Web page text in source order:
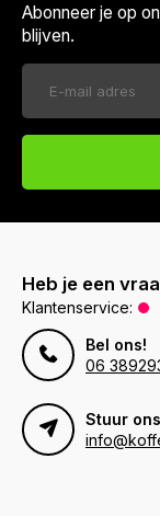
Abonneer je op
blijven.
Heb je een
Klantenservice:
Bel ons!
06
Stuur